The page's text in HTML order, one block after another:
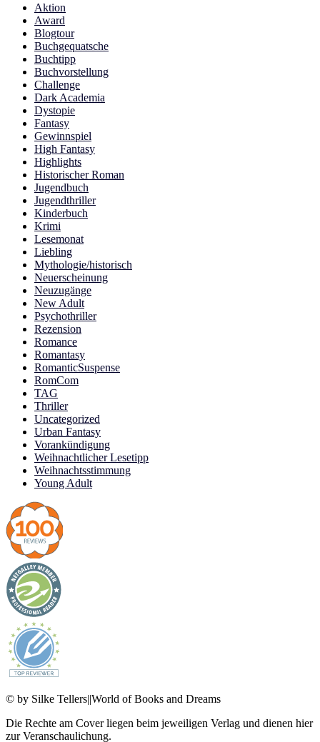
Aktion
Award
Blogtour
Buchgequatsche
Buchtipp
Buchvorstellung
Challenge
Dark Academia
Dystopie
Fantasy
Gewinnspiel
High Fantasy
Highlights
Historischer Roman
Jugendbuch
Jugendthriller
Kinderbuch
Krimi
Lesemonat
Liebling
Mythologie/historisch
Neuerscheinung
Neuzugänge
New Adult
Psychothriller
Rezension
Romance
Romantasy
RomanticSuspense
RomCom
TAG
Thriller
Uncategorized
Urban Fantasy
Vorankündigung
Weihnachtlicher Lesetipp
Weihnachtsstimmung
Young Adult
© by Silke Tellers||World of Books and Dreams
Die Rechte am Cover liegen beim jeweiligen Verlag und dienen hier
zur Veranschaulichung.